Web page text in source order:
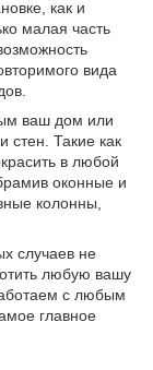
как и
малая часть
вида
ваш дом или
стен. Такие как
в любой
оконные и
колонны,
случаев не
любую вашу
с любым
главное